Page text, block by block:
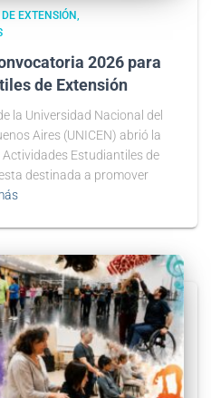
EXTENSIÓN
2026 para
de Extensión
la Universidad Nacional del
Aires (UNICEN) abrió la
Estudiantiles de
destinada a promover